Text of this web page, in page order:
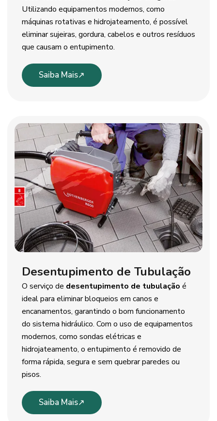
Utilizando equipamentos modernos, como
máquinas rotativas e hidrojateamento, é possível
eliminar sujeiras, gordura, cabelos e outros resíduos
que causam o entupimento.
Saiba Mais
Desentupimento de Tubulação
O serviço de desentupimento de tubulação é
ideal para eliminar bloqueios em canos e
encanamentos, garantindo o bom funcionamento
do sistema hidráulico. Com o uso de equipamentos
modernos, como sondas elétricas e
hidrojateamento, o entupimento é removido de
forma rápida, segura e sem quebrar paredes ou
pisos.
Saiba Mais